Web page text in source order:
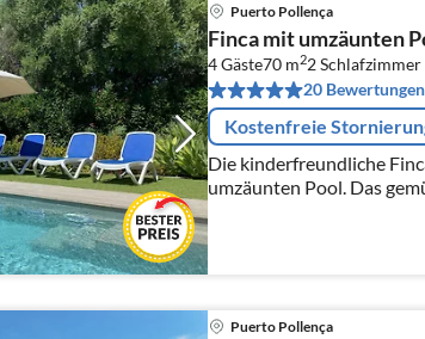
Puerto Pollença
Finca mit umzäunten
4 Gäste70 m22Schlafzimmer
20 Bewertungen
Kostenfreie
Die kinderfreundliche
umzäunten Pool. Das
entfernt.
Puerto Pollença